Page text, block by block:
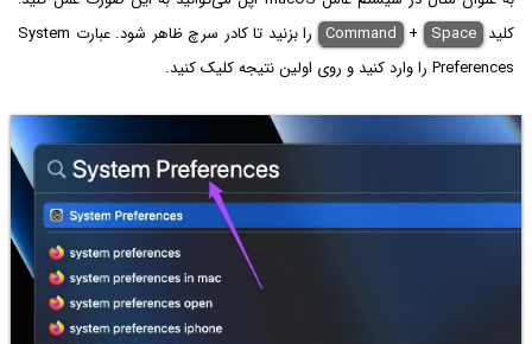
کلید
Command + Space
را بزنید تا کادر سرچ ظاهر شود. عبارت System
Preferences را وارد کنید و روی اولین نتیجه کلیک کنید.